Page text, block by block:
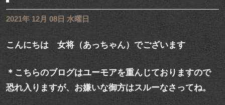
2021年 12月 08日 水曜日
こんにちは 女将（あっちゃん）でございます
＊こちらのブログはユーモアを重んじておりますので
恐れ入りますが、お嫌いな御方はスルーなさってね。